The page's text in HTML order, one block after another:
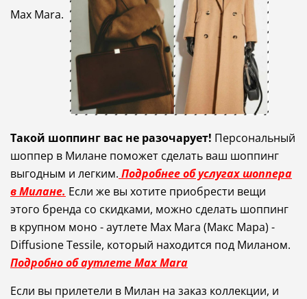
Max Mara.
Такой шоппинг вас не разочарует! Персональный
шоппер в Милане поможет сделать ваш шоппинг
выгодным и легким. Подробнее об услугах шоппера
в Милане. Если же вы хотите приобрести вещи
этого бренда со скидками, можно сделать шоппинг
в крупном моно - аутлете Max Mara (Макс Мара) -
Diffusione Tessile, который находится под Миланом.
Подробно об аутлетеMax Mara
Если вы прилетели в Милан на заказ коллекции, и